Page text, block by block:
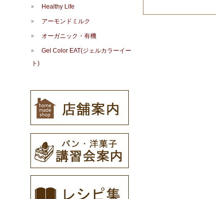
Healthy Life
アーモンドミルク
オーガニック・有機
Gel Color EAT(ジェルカラーイー
ト)